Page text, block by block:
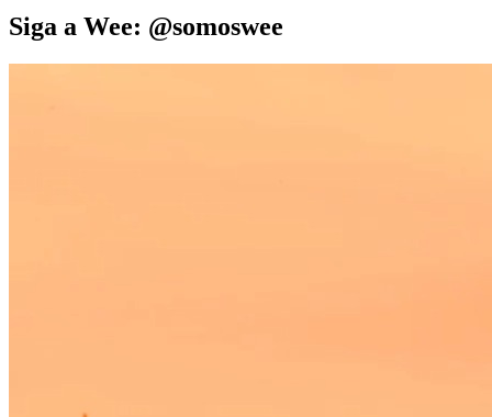
Siga a Wee: @somoswee